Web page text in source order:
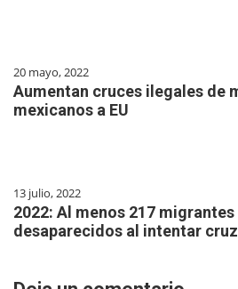
20 mayo, 2022
Aumentan cruces ilegales de
mexicanos a EU
13 julio, 2022
2022: Al menos 217
desaparecidos al intentar